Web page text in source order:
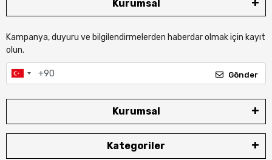
Kurumsal
Kampanya, duyuru ve bilgilendirmelerden haberdar olmak için kayıt
olun.
Gönder
Kurumsal
Kategoriler